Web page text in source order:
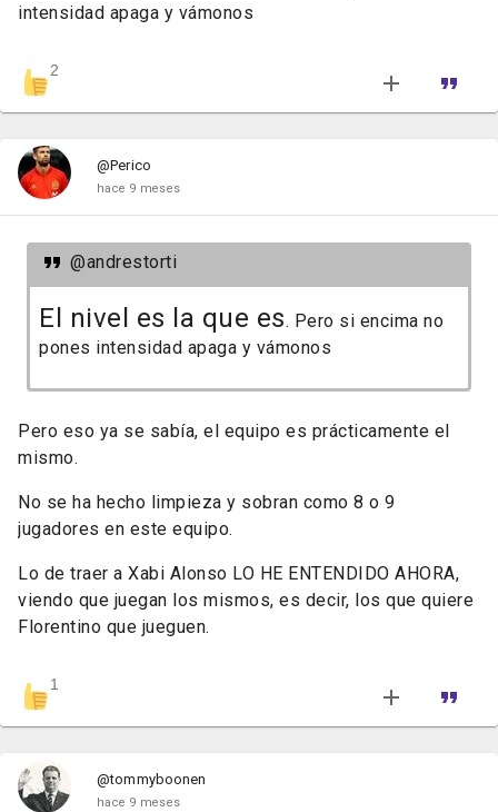
intensidad apaga y vámonos
2
@Perico
hace 9 meses
@andrestorti
El nivel es la que es. Pero si encima no
pones intensidad apaga y vámonos
Pero eso ya se sabía, el equipo es prácticamente el
mismo.
No se ha hecho limpieza y sobran como 8 o 9
jugadores en este equipo.
Lo de traer a Xabi Alonso LO HE ENTENDIDO AHORA,
viendo que juegan los mismos, es decir, los que quiere
Florentino que jueguen.
1
@tommyboonen
hace 9 meses